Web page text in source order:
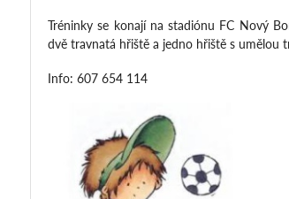
Tréninky se konají na stadiónu FC Nový
dvě travnatá hřiště a jedno hřiště s umělou
Info: 607 654 114